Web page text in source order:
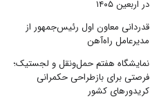
در اربعین ۱۴۰۵
قدردانی معاون اول رئیس‌جمهور از
مدیرعامل راه‌آهن
نمایشگاه هفتم حمل‌ونقل و لجستیک؛
فرصتی برای بازطراحی حکمرانی
کریدورهای کشور